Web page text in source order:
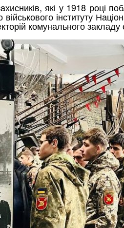
які у 1918 році
військового інституту
комунального